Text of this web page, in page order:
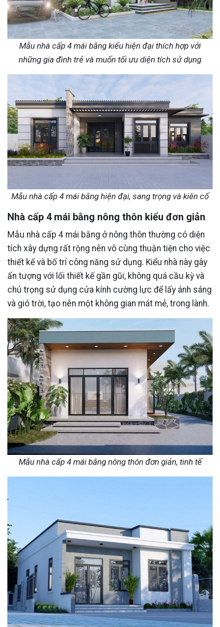
Mẫu nhà cấp 4 mái bằng kiểu hiện đại thích hợp với
những gia đình trẻ và muốn tối ưu diện tích sử dụng
Mẫu nhà cấp 4 mái bằng hiện đại, sang trọng và kiên cố
Nhà cấp 4 mái bằng nông thôn kiểu đơn giản
Mẫu nhà cấp 4 mái bằng ở nông thôn thường có diện
tích xây dựng rất rộng nên vô cùng thuận tiện cho việc
thiết kế và bố trí công năng sử dụng. Kiểu nhà này gây
ấn tượng với lối thiết kế gần gũi, không quá cầu kỳ và
chú trọng sử dụng cửa kính cường lực để lấy ánh sáng
và gió trời, tạo nên một không gian mát mẻ, trong lành.
Mẫu nhà cấp 4 mái bằng nông thôn đơn giản, tinh tế